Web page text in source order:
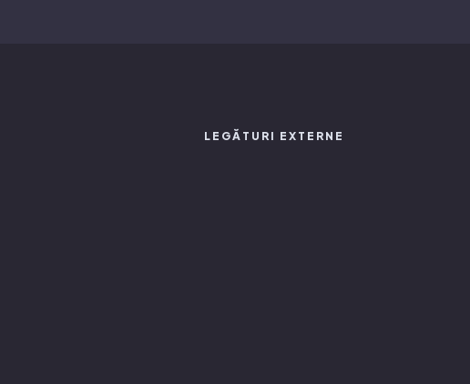
LEGĂTURI EXTERNE